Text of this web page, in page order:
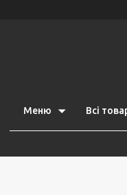
Меню Всі